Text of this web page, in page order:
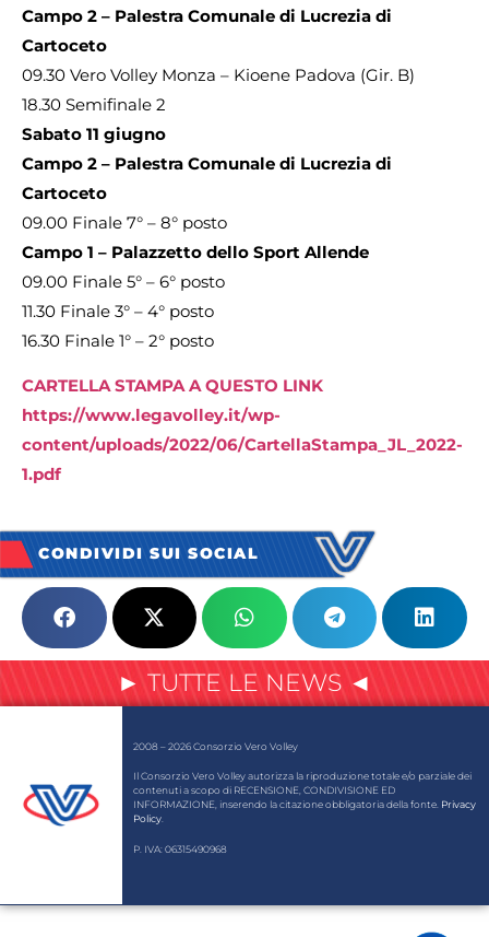
Campo 2 – Palestra Comunale di Lucrezia di
Cartoceto
09.30 Vero Volley Monza – Kioene Padova (Gir. B)
18.30 Semifinale 2
Sabato 11 giugno
Campo 2 – Palestra Comunale di Lucrezia di
Cartoceto
09.00 Finale 7° – 8° posto
Campo 1 – Palazzetto dello Sport Allende
09.00 Finale 5° – 6° posto
11.30 Finale 3° – 4° posto
16.30 Finale 1° – 2° posto
CARTELLA STAMPA A QUESTO LINK
https://www.legavolley.it/wp-
content/uploads/2022/06/CartellaStampa_JL_2022-
1.pdf
CONDIVIDI SUI SOCIAL
► TUTTE LE NEWS ◄
2008 – 2026 Consorzio Vero Volley
Il Consorzio Vero Volley autorizza la riproduzione totale e/o parziale dei
contenuti a scopo di RECENSIONE, CONDIVISIONE ED
INFORMAZIONE, inserendo la citazione obbligatoria della fonte. Privacy
Policy
P. IVA: 06315490968